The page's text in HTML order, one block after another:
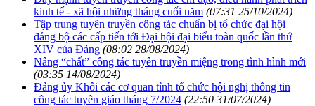
kinh tế - xã hội những tháng cuối năm (07:31 25/10/2024)
Tập trung tuyên truyền công tác chuẩn bị tổ chức đại hội
đảng bộ các cấp tiến tới Đại hội đại biểu toàn quốc lần thứ
XIV của Đảng (08:02 28/08/2024)
Nâng “chất” công tác tuyên truyền miệng trong tình hình mới
(03:35 14/08/2024)
Đảng ủy Khối các cơ quan tỉnh tổ chức hội nghị thông tin
công tác tuyên giáo tháng 7/2024 (22:50 31/07/2024)